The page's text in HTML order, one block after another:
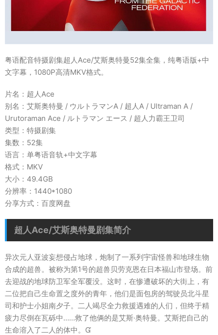
粤语配音特摄剧集超人Ace/艾斯奥特曼52集全集，纯粤语版+中
文字幕，1080P高清MKV格式。
片名：超人Ace
别名：艾斯奥特曼 / ウルトラマンA / 超人A / Ultraman A /
Urutoraman Ace / ルトラマン エース / 超人力霸王卫司
类型：特摄剧集
集数：52集
语言：单粤语音轨+中文字幕
格式：MKV
大小：49.4GB
分辨率：1440*1080
分享方式：百度网盘
超人Ace/艾斯奥特曼剧集简介
异次元人亚波妄想侵占地球，炮制了一系列宇宙怪兽和地球生物
合成的超兽。被称为第1号的超兽贝劳克恩在日本福山市登场。前
去迎战的地球防卫军全军覆没。这时，在惨遭破坏的大街上，有
二位把自己生命置之度外的青年，他们是面包房的驾驶员北斗星
司和护士小姐南夕子。二人竭尽全力救援遇难的人们，但终于精
疲力尽倒在瓦砾中……救了他俩的是艾斯·奥特曼。艾斯把自己的
生命溶入了二人的体中。